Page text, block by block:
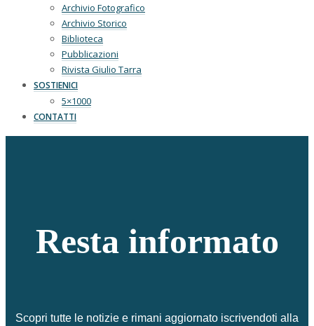
Archivio Fotografico
Archivio Storico
Biblioteca
Pubblicazioni
Rivista Giulio Tarra
SOSTIENICI
5×1000
CONTATTI
Resta informato
Scopri tutte le notizie e rimani aggiornato iscrivendoti alla